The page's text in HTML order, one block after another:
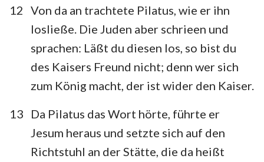
12 Von da an trachtete Pilatus, wie er ihn
losließe. Die Juden aber schrieen und
sprachen: Läßt du diesen los, so bist du
des Kaisers Freund nicht; denn wer sich
zum König macht, der ist wider den Kaiser.
13
Da Pilatus das Wort hörte, führte er
Jesum heraus und setzte sich auf den
Richtstuhl an der Stätte, die da heißt